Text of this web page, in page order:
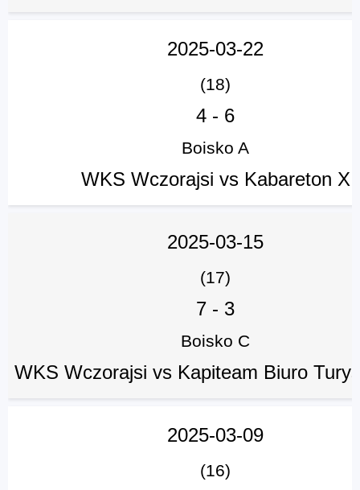
2025-03-22
(18)
4 - 6
Boisko A
WKS Wczorajsi vs Kabareton X
2025-03-15
(17)
7 - 3
Boisko C
WKS Wczorajsi vs Kapiteam Biuro
2025-03-09
(16)